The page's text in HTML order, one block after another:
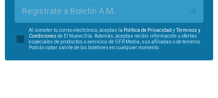
Regístrate a Boletín A.M.
Al someter tu correo electrónico, aceptas la Política de Privacidad y
Términos y
Condiciones de El Nuevo Día. Además, aceptas recibir información u ofertas
especiales de productos o servicios de GFR Media, sus afiliadas o de terceros.
Podrás optar salirte de los boletines en cualquier momento.